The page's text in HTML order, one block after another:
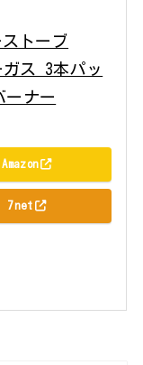
トーブ
ガス 3本パッ
ーナー
Amazon
7net